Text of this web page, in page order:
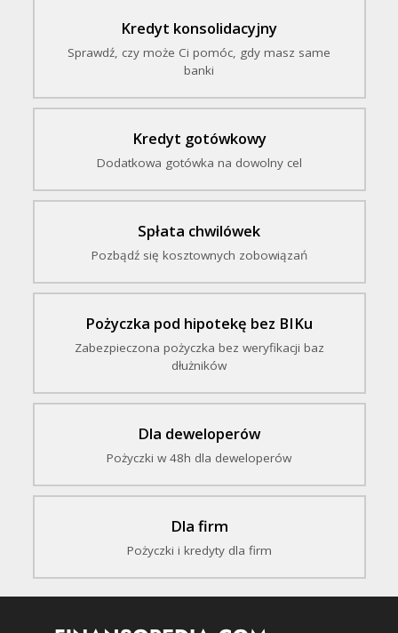
Kredyt konsolidacyjny
Sprawdź, czy może Ci pomóc, gdy masz same
banki
Kredyt gotówkowy
Dodatkowa gotówka na dowolny cel
Spłata chwilówek
Pozbądź się kosztownych zobowiązań
Pożyczka pod hipotekę bez BIKu
Zabezpieczona pożyczka bez weryfikacji baz
dłużników
Dla deweloperów
Pożyczki w 48h dla deweloperów
Dla firm
Pożyczki i kredyty dla firm